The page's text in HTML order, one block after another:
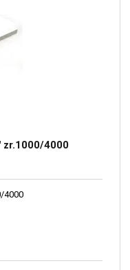
zr.1000/4000
4000